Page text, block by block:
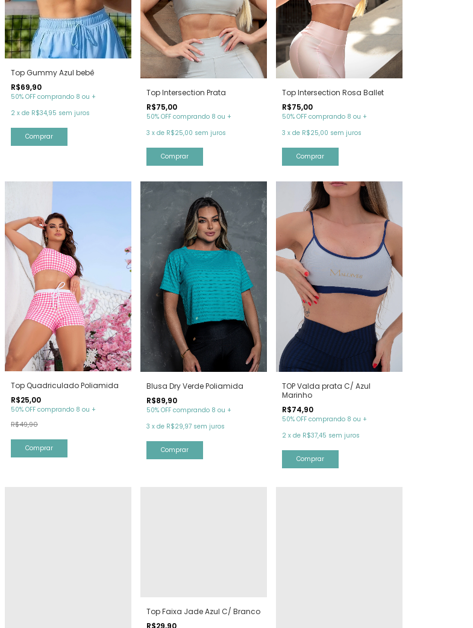
Top Gummy Azul bebê
R$69,90
50% OFF comprando 8 ou +
2 x de R$34,95 sem juros
Comprar
Top Intersection Prata
R$75,00
50% OFF comprando 8 ou +
3 x de R$25,00 sem juros
Comprar
Top Intersection Rosa Ballet
R$75,00
50% OFF comprando 8 ou +
3 x de R$25,00 sem juros
Comprar
Top Quadriculado Poliamida
R$25,00
50% OFF comprando 8 ou +
R$49,90
Comprar
Blusa Dry Verde Poliamida
R$89,90
50% OFF comprando 8 ou +
3 x de R$29,97 sem juros
Comprar
TOP Valda prata C/ Azul
Marinho
R$74,90
50% OFF comprando 8 ou +
2 x de R$37,45 sem juros
Comprar
Top Faixa Jade Azul C/ Branco
R$29,90